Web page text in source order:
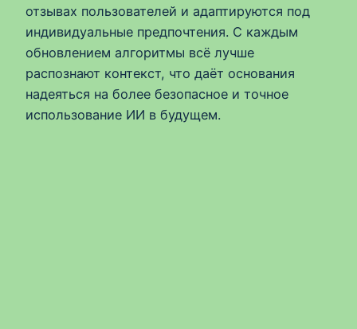
отзывах пользователей и адаптируются под
индивидуальные предпочтения. С каждым
обновлением алгоритмы всё лучше
распознают контекст, что даёт основания
надеяться на более безопасное и точное
использование ИИ в будущем.